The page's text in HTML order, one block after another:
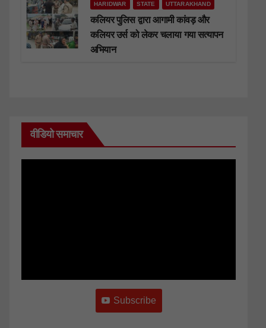
HARIDWAR STATE UTTARAKHAND
कलियर पुलिस द्वारा आगामी कांवड़ और
कलियर उर्स को लेकर चलाया गया सत्यापन
अभियान
वीडियो समाचार
Subscribe